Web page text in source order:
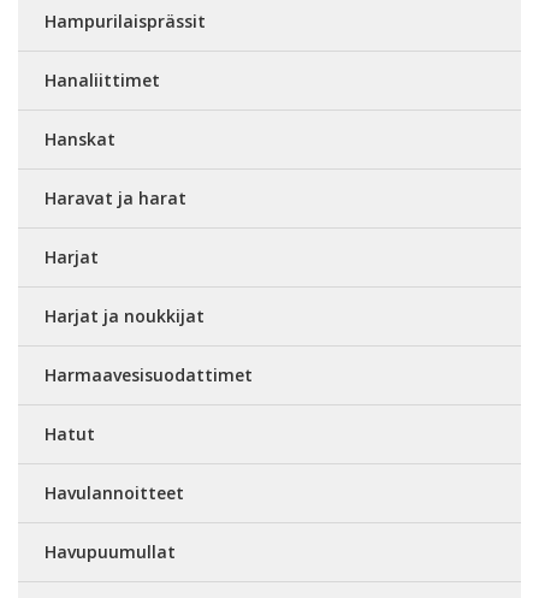
Hampurilaisprässit
Hanaliittimet
Hanskat
Haravat ja harat
Harjat
Harjat ja noukkijat
Harmaavesisuodattimet
Hatut
Havulannoitteet
Havupuumullat